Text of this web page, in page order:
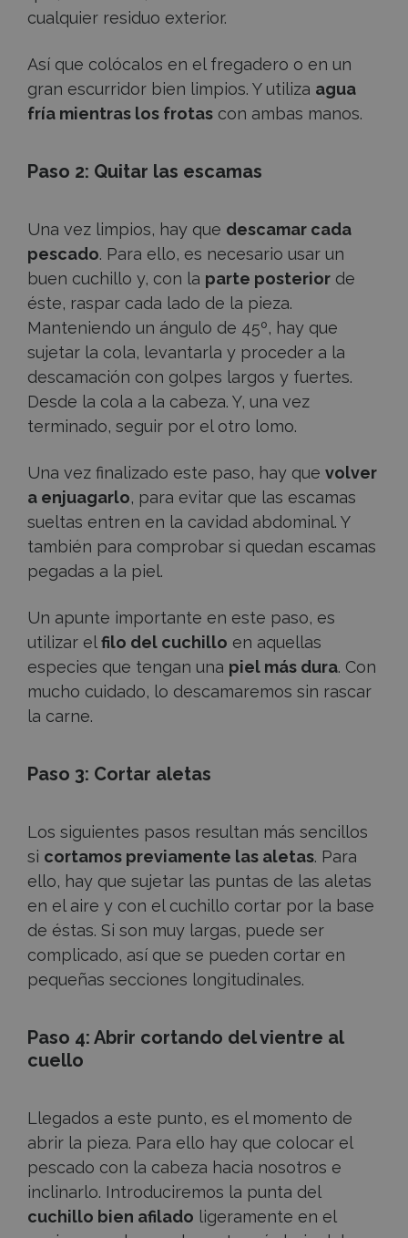
cualquier residuo exterior.
Así que colócalos en el fregadero o en un
gran escurridor bien limpios. Y utiliza agua
fría mientras los frotas con ambas manos.
Paso 2: Quitar las escamas
Una vez limpios, hay que descamar cada
pescado. Para ello, es necesario usar un
buen cuchillo y, con la parte posterior de
éste, raspar cada lado de la pieza.
Manteniendo un ángulo de 45º, hay que
sujetar la cola, levantarla y proceder a la
descamación con golpes largos y fuertes.
Desde la cola a la cabeza. Y, una vez
terminado, seguir por el otro lomo.
Una vez finalizado este paso, hay que volver
a enjuagarlo, para evitar que las escamas
sueltas entren en la cavidad abdominal. Y
también para comprobar si quedan escamas
pegadas a la piel.
Un apunte importante en este paso, es
utilizar elfilo del cuchillo en aquellas
especies que tengan una piel más dura. Con
mucho cuidado, lo descamaremos sin rascar
la carne.
Paso 3: Cortar aletas
Los siguientes pasos resultan más sencillos
si cortamos previamente las aletas. Para
ello, hay que sujetar las puntas de las aletas
en el aire y con el cuchillo cortar por la base
de éstas. Si son muy largas, puede ser
complicado, así que se pueden cortar en
pequeñas secciones longitudinales.
Paso 4: Abrir cortando del vientre al
cuello
Llegados a este punto, es el momento de
abrir la pieza. Para ello hay que colocar el
pescado con la cabeza hacia nosotros e
inclinarlo. Introduciremos la punta del
cuchillo bien afilado ligeramente en el